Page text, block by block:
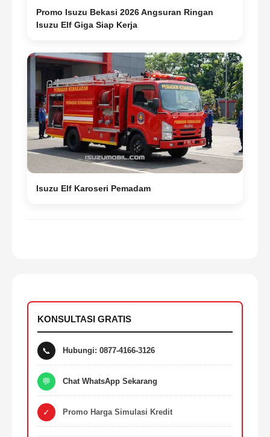
Berat Total Kendaraan /Gross Vehicle
(GVW)
2950
2950
Kapasitas Gardan Depan
Kg
1220
1220
Kapasitas Gardan Belakang
4,5
Daya Tanjak
-
Kecepatan Maksimal
Km/jam
Promo Isuzu Bekasi 2026 Angsuran Ringan
Isuzu Elf Giga Siap Kerja
Isuzu Elf Karoseri Pemadam
KONSULTASI GRATIS
📞 Hubungi: 0877-4166-3126
💬 Chat WhatsApp Sekarang
✓ Promo Harga Simulasi Kredit